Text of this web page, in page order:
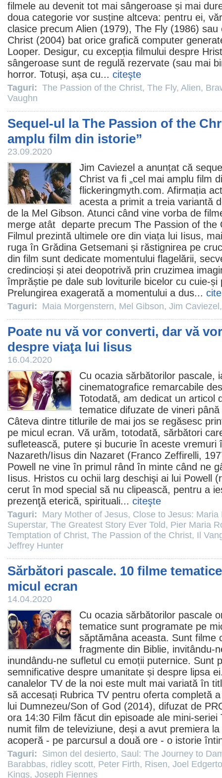
filmele au devenit tot mai sângeroase și mai
doua categorie vor susține altceva: pentru ei,
clasice precum Alien (1979), The Fly (1986)
Christ (2004) bat orice grafică computer
Looper. Desigur, cu excepția filmului despre
sângeroase sunt de regulă rezervate (sau mai
horror. Totuși, așa cu... citeşte
Taguri: The Passion of the Christ, The Fly, Alien,
Vaughn
Sequel-ul la The Passion of the
amplu film din istorie”
23.09.2020
Jim Caviezel a anunțat că
Christ va fi „cel mai amplu film
flickeringmyth.com. Afirmația
acesta a primit a treia variantă
de la Mel Gibson. Atunci când vine vorba de
merge atât departe precum The Passion of the
Filmul prezintă ultimele ore din viața lui Iisus,
ruga în Grădina Getsemani și răstignirea pe
din film sunt dedicate momentului flagelării,
credincioși și atei deopotrivă prin cruzimea
împrăștie pe dale sub loviturile bicelor cu cuie-și
Prelungirea exagerată a momentului a dus...
Taguri: Maia Morgenstern, Mel Gibson, Jim Caviezel
Poate nu vă vor converti, dar vă
despre viaţa lui Iisus
16.04.2020
Cu ocazia sărbătorilor pascale,
cinematografice remarcabile
Totodată, am dedicat un articol
tematice difuzate de vineri
Câteva dintre titlurile de mai jos se regăsesc
pe micul ecran. Vă urăm, totodată, sărbători
sufletească, putere și bucurie în aceste
Nazareth/Iisus din Nazaret (Franco Zeffirelli,
Powell
ne vine în primul rând în minte când ne
Iisus. Hristos cu ochii larg deschişi ai lui Powell
cerut în mod special să nu clipească, pentru a
prezenţă eterică, spirituali... citeşte
Taguri: Mary Mother of Jesus, Close to Jesus: Maria
Superstar, The Greatest Story Ever Told, Pier Maria
Temptation of Christ, The Passion of the Christ, Il
Jeffrey Hunter
Sărbători pascale. 10 filme
micul ecran
14.04.2020
Cu ocazia sărbătorilor pascale
tematice sunt programate pe
săptămâna aceasta. Sunt filme
fragmente din Biblie, invitându-
inundându-ne sufletul cu emoții puternice. Sunt
semnificative despre umanitate și despre lipsa
canalelor TV de la noi este mult mai variată în
să accesați Rubrica TV pentru oferta completă
lui Dumnezeu/Son of God (2014), difuzat de
ora 14:30 Film făcut din episoade ale mini-seriei
numit film de televiziune, deși a avut premiera la
acoperă - pe parcursul a două ore - o istorie
Taguri: Simon del desierto, Saul: The Journey to
Barabbas, ridley scott, Peter Firth, Risen, Joel
Kings, Joseph Fiennes